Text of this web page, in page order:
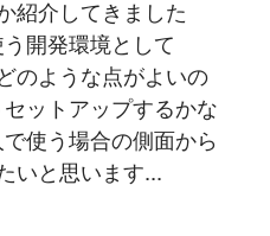
紹介してきました
開発環境として
のような点がよいの
ットアップするかな
使う場合の側面から
いと思います...